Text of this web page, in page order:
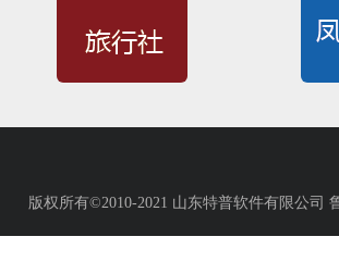
版权所有©2010-2021 山东特普软件有限公司